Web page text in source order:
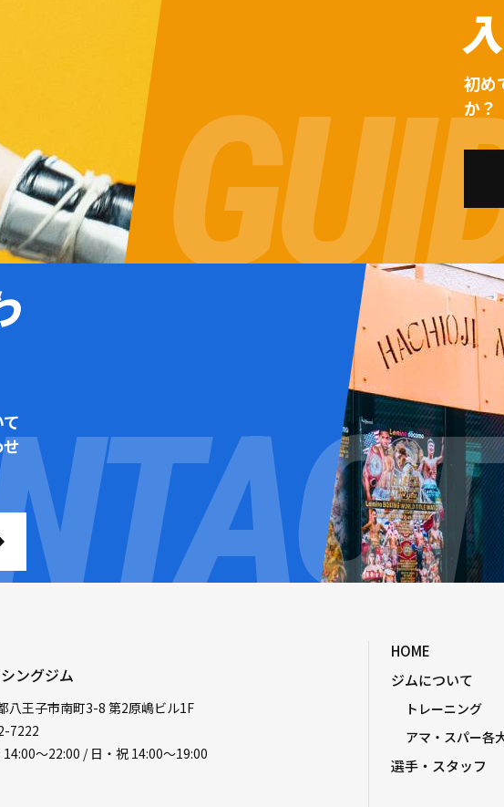
初め
か？
ングジム
八王子市南町3-8 第2原嶋ビル1F
7222
〜22:00 / 日・祝 14:00〜19:00
HOME
ジムについて
トレーニング
アマ・スパー各
選手・スタッフ